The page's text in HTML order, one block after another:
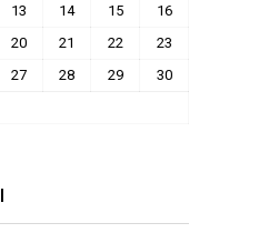
13 14 15
16
20 21 22
23
27 28 29
30